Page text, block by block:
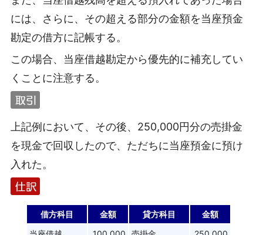
には、さらに、その超える部分の金額を当座預金
勘定の借方に記帳する。
この場合、当座借越勘定から優先的に補充してい
くことに注意する。
上記例において、その後、250,000円分の売掛金
を現金で回収したので、ただちに当座預金に預け
入れた。
借方科目 金額 貸方科目
金額